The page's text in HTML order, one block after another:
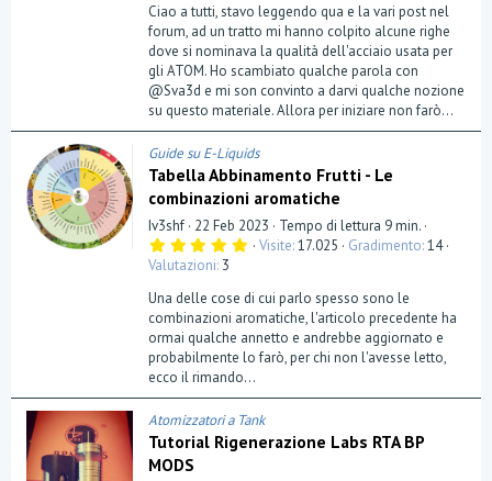
Ciao a tutti, stavo leggendo qua e la vari post nel
forum, ad un tratto mi hanno colpito alcune righe
dove si nominava la qualità dell'acciaio usata per
gli ATOM. Ho scambiato qualche parola con
@Sva3d e mi son convinto a darvi qualche nozione
su questo materiale. Allora per iniziare non farò...
Guide su E-Liquids
Tabella Abbinamento Frutti - Le
combinazioni aromatiche
Iv3shf 22 Feb 2023
Tempo di lettura 9 min.
5
s
t
l
l
(
e
)
Visite 17.025 Gradimento 14
Valutazioni 3
Una delle cose di cui parlo spesso sono le
combinazioni aromatiche, l'articolo precedente ha
ormai qualche annetto e andrebbe aggiornato e
probabilmente lo farò, per chi non l'avesse letto,
ecco il rimando...
Atomizzatori a Tank
Tutorial Rigenerazione Labs RTA BP
MODS